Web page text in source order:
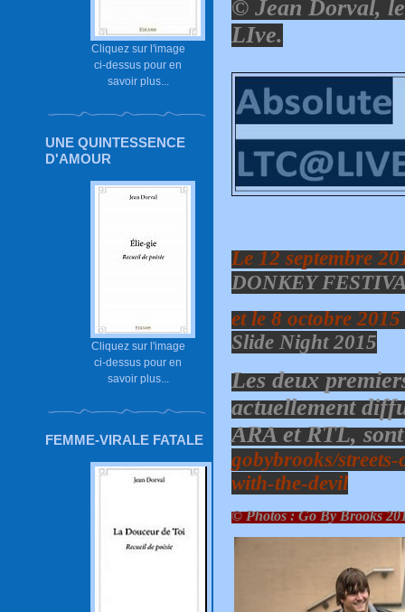
Cliquez sur l'image
ci-dessus pour en
savoir plus...
UNE QUINTESSENCE
D'AMOUR
Cliquez sur l'image
ci-dessus pour en
savoir plus...
FEMME-VIRALE FATALE
© Jean Dorval,
LIve.
Le 12 septembre
DONKEY
et le 8 octobre
Slide Night 2015
Les deux
actuellement
ARA et RTL,
gobybrooks/
with-the-devil
© Photos : Go By Brooks